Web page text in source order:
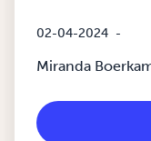
02-04-2024 -
Miranda